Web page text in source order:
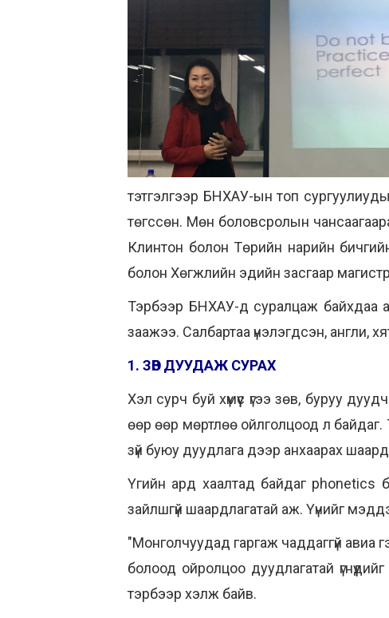
тэтгэлгээр БНХАУ-ын топ
төгссөн. Мөн боловсролын
Клинтон болон Төрийн нарийн
болон Хөгжлийн эдийн засгаар
Тэрбээр БНХАУ-д суралцаж байхдаа
заажээ. Салбартаа үнэлэгдсэн, англи,
1. ЗӨВ ДУУДАЖ СУРАХ
Хэл сурч буй хүмүүс үгээ зөв, буруу
өөр өөр мөртлөө ойлголцоод л
зүй буюу дуудлага дээр анхаарах
Үгийн ард хаалтад байдаг phonetics
зайлшгүй шаардлагатай аж. Үүнийг
"Монголчуудад гаргаж чаддаггүй авиа
болоод ойролцоо дуудлагатай
тэрбээр хэлж байв.